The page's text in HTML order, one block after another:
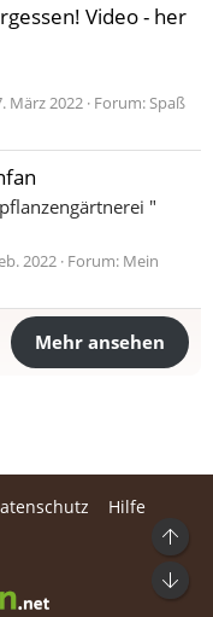
Video - her
März 2022 Forum:Spaß
"
2022 Forum: Mein
Mehr ansehen
Hilfe